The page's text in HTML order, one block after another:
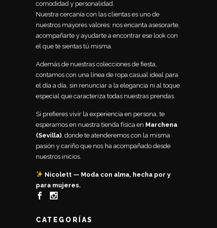
comodidad y personalidad.
Nuestra cercanía con las clientas es uno de
nuestros mayores valores: nos encanta asesorarte,
acompañarte y ayudarte a encontrar ese look con
el que te sientas tú misma.
Además de nuestras colecciones de fiesta,
contamos con una línea de ropa casual ideal para
el día a día, sin renunciar a la elegancia ni al toque
especial que caracteriza todas nuestras prendas.
Si prefieres vivir la experiencia en persona, te
esperamos en nuestra tienda física en Marchena
(Sevilla) , donde te atenderemos con la misma
pasión y cariño que nos ha acompañado desde
nuestros inicios.
Nicolett — Moda con alma, hecha por y
para mujeres.
CATEGORÍAS